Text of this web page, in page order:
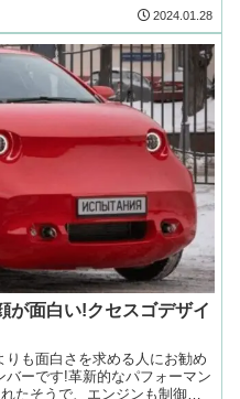
2024.01.28
が面白い!クセスゴデザイ
も面白さを求める人にお勧め
ーです!革新的なパフォーマン
たそうで、エンジンも制御基